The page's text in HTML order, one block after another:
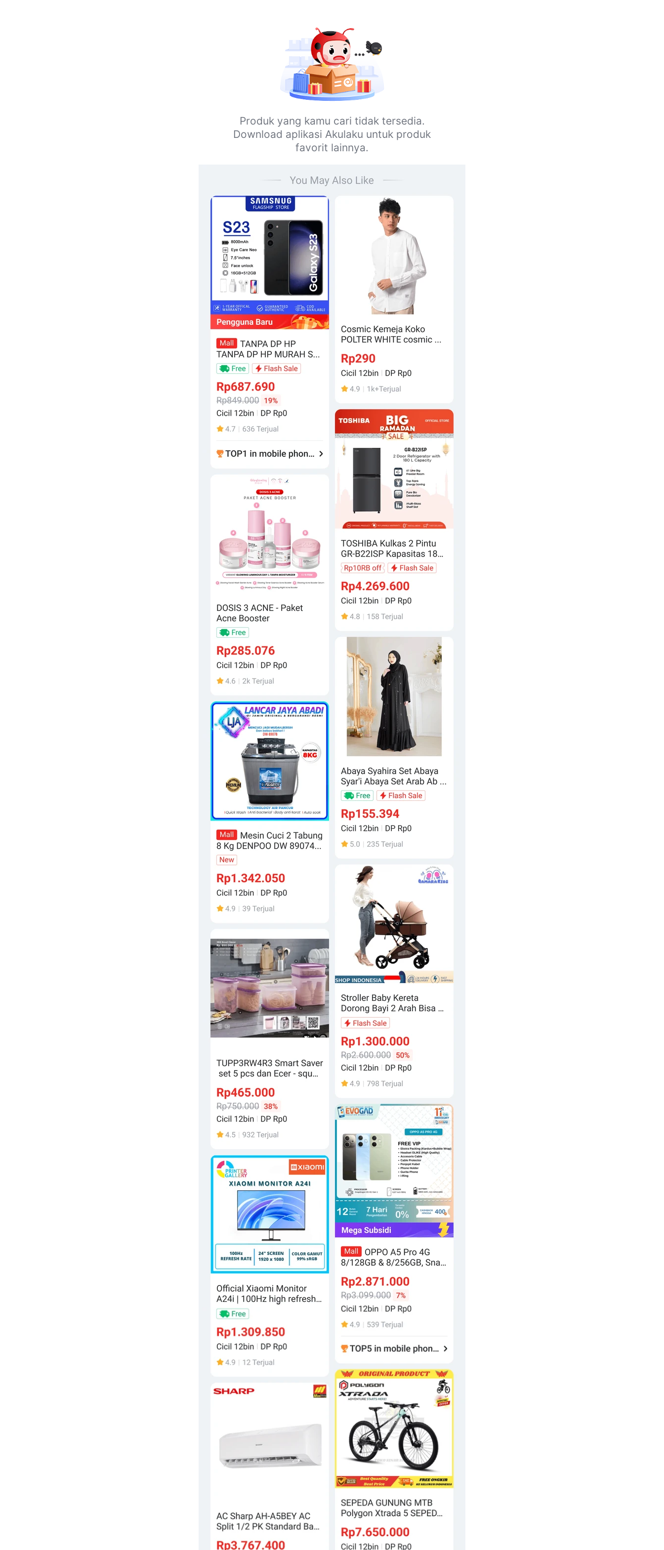
Produk yang kamu cari tidak tersedia.
Download aplikasi Akulaku untuk produk
favorit lainnya.